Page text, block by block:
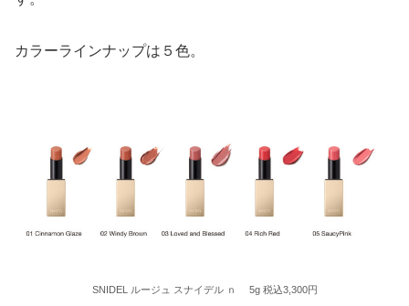
カラーラインナップは５色。
SNIDEL ルージュ スナイデル ｎ 5g 税込3,300円